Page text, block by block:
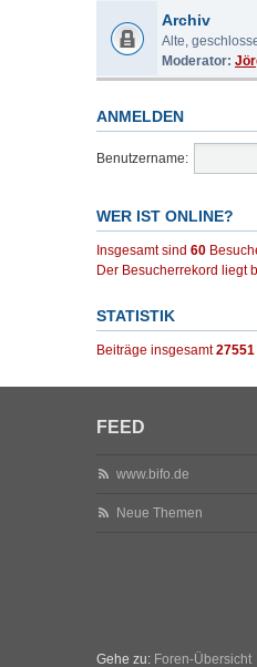
Archiv
Alte,
Moderator:
ANMELDEN
Benutzername:
WER IST ONLINE?
Insgesamt sind 60
Der Besucherrekord liegt
STATISTIK
Beiträge insgesamt27551
FEED
www.bifo.de
Neue Themen
Gehe zu: Foren-Übersicht